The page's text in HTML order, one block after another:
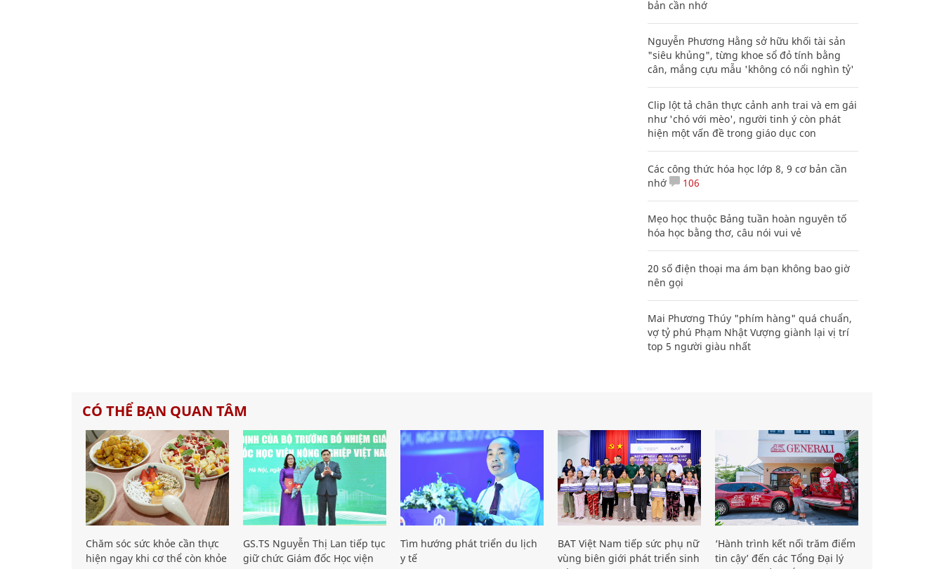
bản cần nhớ
Nguyễn Phương Hằng sở hữu khối tài sản
"siêu khủng", từng khoe sổ đỏ tính bằng
cân, mắng cựu mẫu 'không có nổi nghìn tỷ'
Clip lột tả chân thực cảnh anh trai và em gái
như 'chó với mèo', người tinh ý còn phát
hiện một vấn đề trong giáo dục con
Các công thức hóa học lớp 8, 9 cơ bản cần
nhớ
106
Mẹo học thuộc Bảng tuần hoàn nguyên tố
hóa học bằng thơ, câu nói vui vẻ
20 số điện thoại ma ám bạn không bao giờ
nên gọi
Mai Phương Thúy "phím hàng" quá chuẩn,
vợ tỷ phú Phạm Nhật Vượng giành lại vị trí
top 5 người giàu nhất
CÓ THỂ BẠN QUAN TÂM
Chăm sóc sức khỏe cần thực
hiện ngay khi cơ thể còn khỏe
GS.TS Nguyễn Thị Lan tiếp tục
giữ chức Giám đốc Học viện
Tìm hướng phát triển du lịch
y tế
BAT Việt Nam tiếp sức phụ nữ
vùng biên giới phát triển sinh
‘Hành trình kết nối trăm điểm
tin cậy’ đến các Tổng Đại lý